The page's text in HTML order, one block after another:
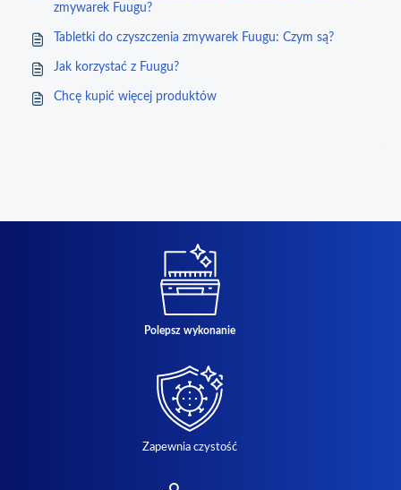
zmywarek Fuugu?
Tabletki do czyszczenia zmywarek Fuugu: Czym są?
Jak korzystać z Fuugu?
Chcę kupić więcej produktów
Polepsz wykonanie
Zapewnia czystość